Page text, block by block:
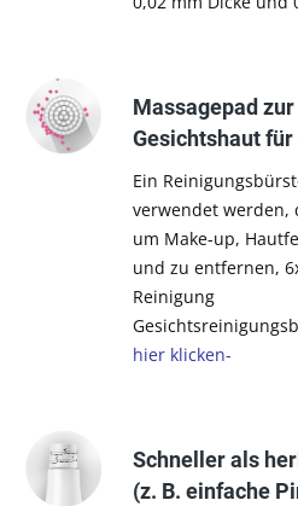
Massagepad
Gesichtshaut
Ein
verwendet werden,
um Make-up,
und zu entfernen,
Reinigung
hier klicken-
Schneller als
(z. B. einfache